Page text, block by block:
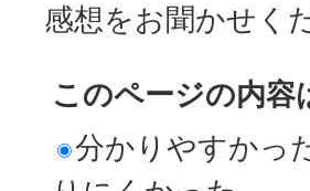
感想をお聞かせく
このページの内
分かりやすかっ